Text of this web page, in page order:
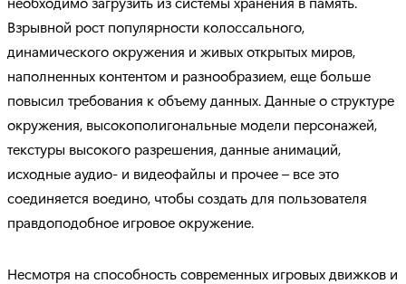
Взрывной рост популярности колоссального,
динамического окружения и живых открытых миров,
наполненных контентом и разнообразием, еще больше
повысил требования к объему данных. Данные о структуре
окружения, высокополигональные модели персонажей,
текстуры высокого разрешения, данные анимаций,
исходные аудио- и видеофайлы и прочее – все это
соединяется воедино, чтобы создать для пользователя
правдоподобное игровое окружение.
Несмотря на способность современных игровых движков и